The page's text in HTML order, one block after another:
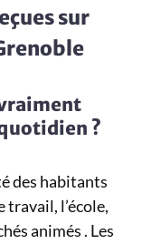
sur
?
des habitants
l’école,
animés . Les